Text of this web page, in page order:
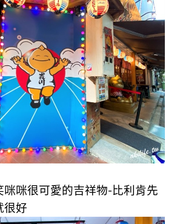
咪咪很可愛的吉祥物-比利肯先
很好